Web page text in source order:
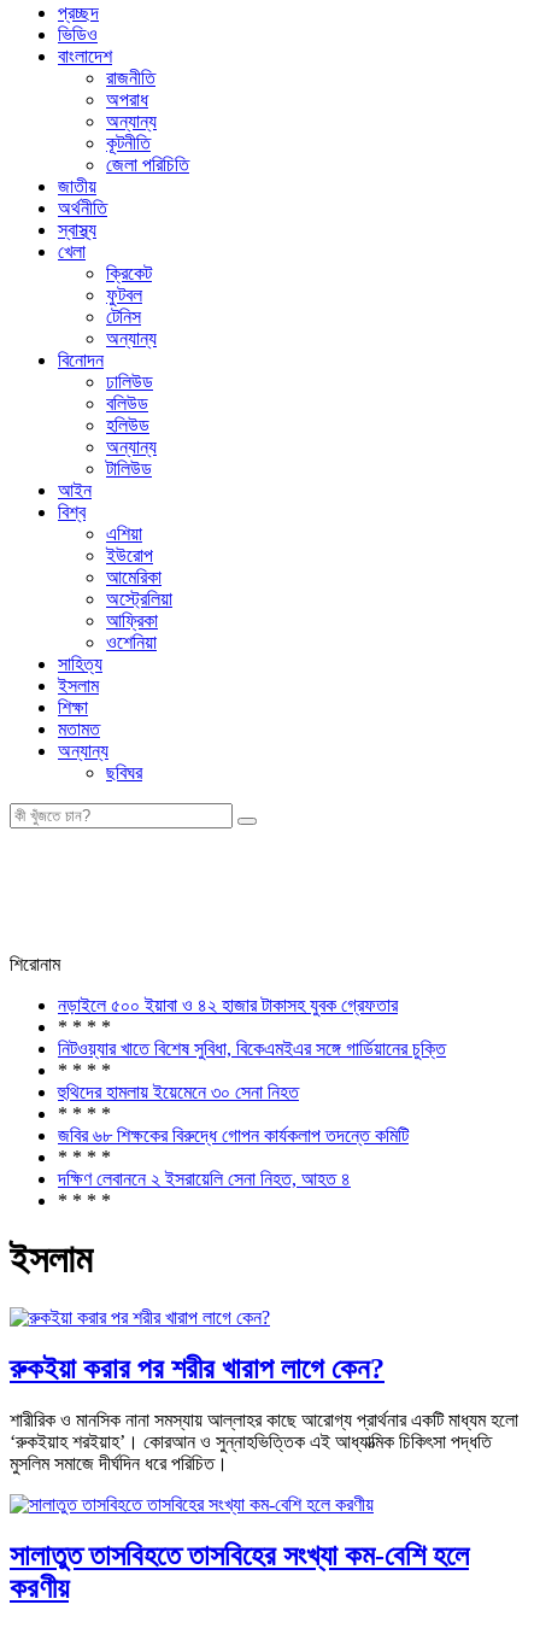
প্রচ্ছদ
ভিডিও
বাংলাদেশ
রাজনীতি
অপরাধ
অন্যান্য
কূটনীতি
জেলা পরিচিতি
জাতীয়
অর্থনীতি
স্বাস্থ্য
খেলা
ক্রিকেট
ফুটবল
টেনিস
অন্যান্য
বিনোদন
ঢালিউড
বলিউড
হলিউড
অন্যান্য
টালিউড
আইন
বিশ্ব
এশিয়া
ইউরোপ
আমেরিকা
অস্ট্রেলিয়া
আফ্রিকা
ওশেনিয়া
সাহিত্য
ইসলাম
শিক্ষা
মতামত
অন্যান্য
ছবিঘর
শিরোনাম
নড়াইলে ৫০০ ইয়াবা ও ৪২ হাজার টাকাসহ যুবক গ্রেফতার
* * * *
নিটওয়্যার খাতে বিশেষ সুবিধা, বিকেএমইএর সঙ্গে গার্ডিয়ানের চুক্তি
* * * *
হুথিদের হামলায় ইয়েমেনে ৩০ সেনা নিহত
* * * *
জবির ৬৮ শিক্ষকের বিরুদ্ধে গোপন কার্যকলাপ তদন্তে কমিটি
* * * *
দক্ষিণ লেবাননে ২ ইসরায়েলি সেনা নিহত, আহত ৪
* * * *
ইসলাম
রুকইয়া করার পর শরীর খারাপ লাগে কেন?
শারীরিক ও মানসিক নানা সমস্যায় আল্লাহর কাছে আরোগ্য প্রার্থনার একটি মাধ্যম হলো
‘রুকইয়াহ শরইয়াহ’। কোরআন ও সুন্নাহভিত্তিক এই আধ্যাত্মিক চিকিৎসা পদ্ধতি
মুসলিম সমাজে দীর্ঘদিন ধরে পরিচিত।
সালাতুত তাসবিহতে তাসবিহের সংখ্যা কম-বেশি হলে
করণীয়